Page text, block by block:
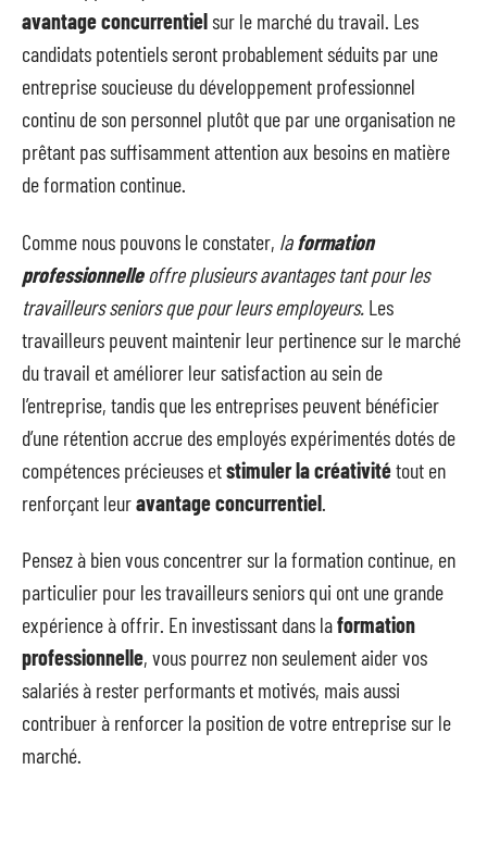
avantage concurrentielsur le marché du travail. Les
candidats potentiels seront probablement séduits par une
entreprise soucieuse du développement professionnel
continu de son personnel plutôt que par une organisation ne
prêtant pas suffisamment attention aux besoins en matière
de formation continue.
Comme nous pouvons le constater, la formation
professionnelleoffre plusieurs avantages tant pour les
travailleurs seniors que pour leurs employeurs. Les
travailleurs peuvent maintenir leur pertinence sur le marché
du travail et améliorer leur satisfaction au sein de
l’entreprise, tandis que les entreprises peuvent bénéficier
d’une rétention accrue des employés expérimentés dotés de
compétences précieuses etstimuler la créativitétout en
renforçant leuravantage concurrentiel
Pensez à bien vous concentrer sur la formation continue, en
particulier pour les travailleurs seniors qui ont une grande
expérience à offrir. En investissant dans laformation
professionnelle, vous pourrez non seulement aider vos
salariés à rester performants et motivés, mais aussi
contribuer à renforcer la position de votre entreprise sur le
marché.